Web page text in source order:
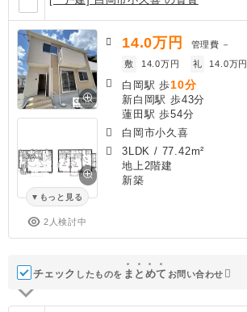
もっと見る
2人検討中
14.0万円 管理費 －
敷
14.0万円 礼 14.0万円
白岡駅 歩10分
新白岡駅 歩43分
蓮田駅 歩54分
白岡市小久喜
3LDK / 77.42m²
地上2階建
新築
チェック したものを ま と めて お問い合わせ